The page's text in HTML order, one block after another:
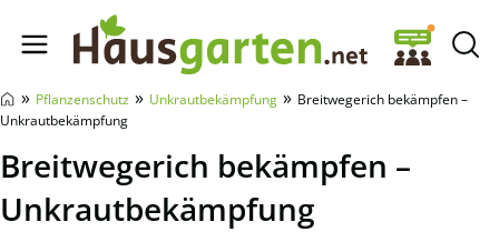
Hausgarten.net
» Pflanzenschutz » Unkrautbekämpfung » Breitwegerich bekämpfen –
Unkrautbekämpfung
Breitwegerich bekämpfen –
Unkrautbekämpfung